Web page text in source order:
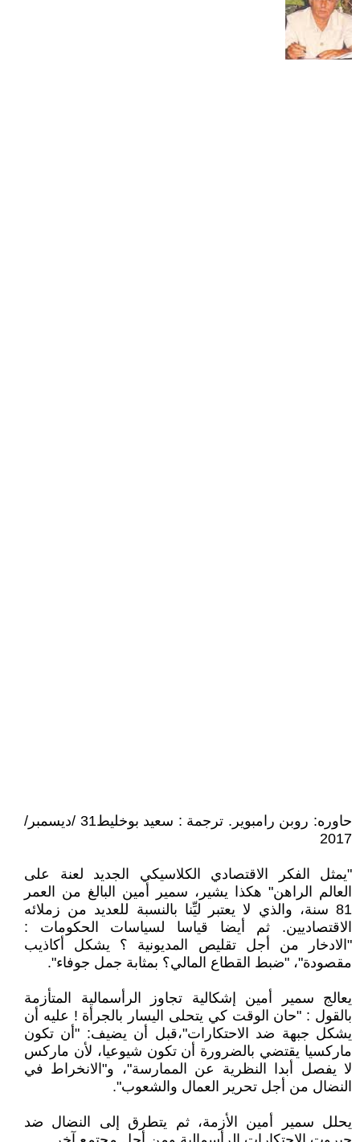
حاوره: روبن رامبوير. ترجمة : سعيد بوخليط31 /ديسمبر/
2017
"يمثل الفكر الاقتصادي الكلاسيكي الجديد لعنة على
العالم الراهن" هكذا يشير، سمير أمين البالغ من العمر
81 سنة، والذي لا يعتبر ليِّنا بالنسبة للعديد من زملائه
الاقتصاديين. ثم أيضا قياسا لسياسات الحكومات :
"الادخار من أجل تقليص المديونية ؟ يشكل أكاذيب
مقصودة"، "ضبط القطاع المالي؟ بمثابة جمل جوفاء".
يعالج سمير أمين إشكالية تجاوز الرأسمالية المتأزمة
بالقول : "حان الوقت كي يتحلى اليسار بالجرأة ! عليه أن
يشكل جبهة ضد الاحتكارات"،قبل أن يضيف: "أن تكون
ماركسيا يقتضي بالضرورة أن تكون شيوعيا، لأن ماركس
لا يفصل أبدا النظرية عن الممارسة"، و"الانخراط في
النضال من أجل تحرير العمال والشعوب".
يحلل سمير أمين الأزمة، ثم يتطرق إلى النضال ضد